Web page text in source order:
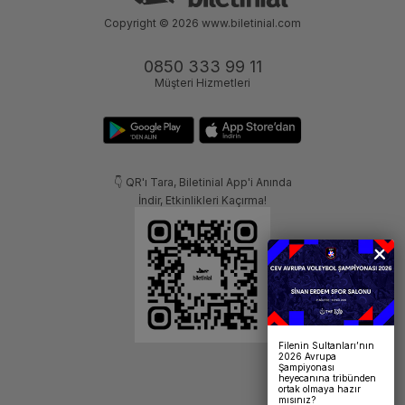
0850 333 99 11
Müşteri Hizmetleri
👇 QR'ı Tara, Biletinial App'i Anında
İndir, Etkinlikleri Kaçırma!
Copyright © 2026 www.biletinial.com
Filenin Sultanları’nın
2026 Avrupa
Şampiyonası
heyecanına tribünden
ortak olmaya hazır
mısınız?